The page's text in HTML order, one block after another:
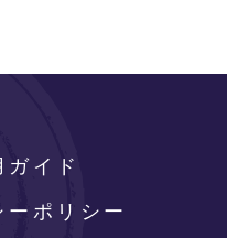
ガイド
ーポリシー